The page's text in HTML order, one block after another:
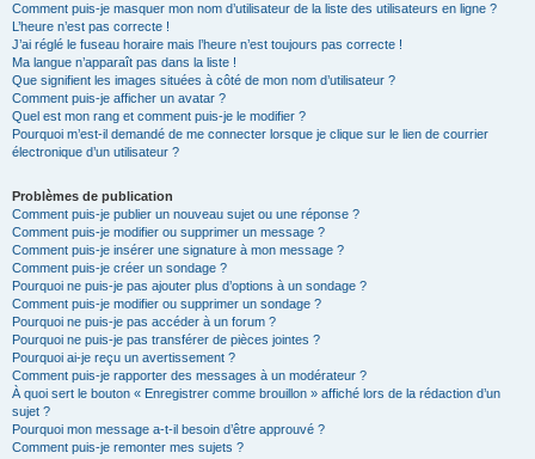
Comment puis-je masquer mon nom d’utilisateur de la liste des utilisateurs en ligne ?
L’heure n’est pas correcte !
J’ai réglé le fuseau horaire mais l’heure n’est toujours pas correcte !
Ma langue n’apparaît pas dans la liste !
Que signifient les images situées à côté de mon nom d’utilisateur ?
Comment puis-je afficher un avatar ?
Quel est mon rang et comment puis-je le modifier ?
Pourquoi m’est-il demandé de me connecter lorsque je clique sur le lien de courrier
électronique d’un utilisateur ?
Problèmes de publication
Comment puis-je publier un nouveau sujet ou une réponse ?
Comment puis-je modifier ou supprimer un message ?
Comment puis-je insérer une signature à mon message ?
Comment puis-je créer un sondage ?
Pourquoi ne puis-je pas ajouter plus d’options à un sondage ?
Comment puis-je modifier ou supprimer un sondage ?
Pourquoi ne puis-je pas accéder à un forum ?
Pourquoi ne puis-je pas transférer de pièces jointes ?
Pourquoi ai-je reçu un avertissement ?
Comment puis-je rapporter des messages à un modérateur ?
À quoi sert le bouton « Enregistrer comme brouillon » affiché lors de la rédaction d’un
sujet ?
Pourquoi mon message a-t-il besoin d’être approuvé ?
Comment puis-je remonter mes sujets ?